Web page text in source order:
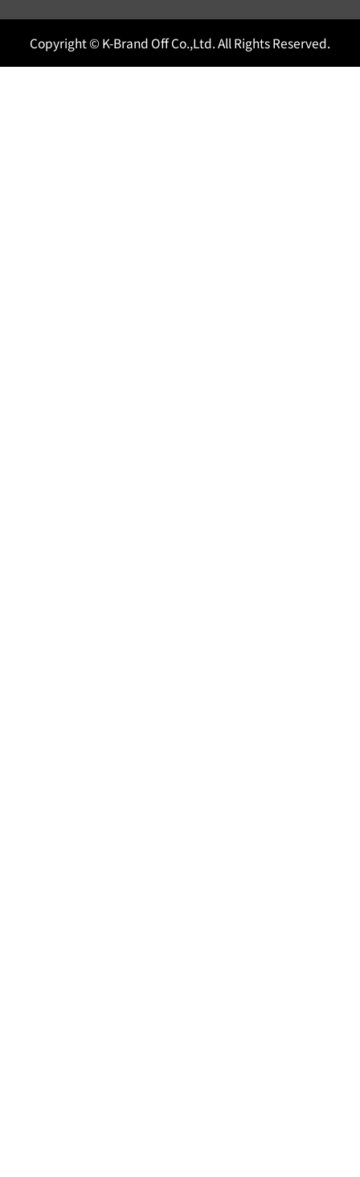
Copyright © K-Brand Off Co.,Ltd. All Rights Reserved.